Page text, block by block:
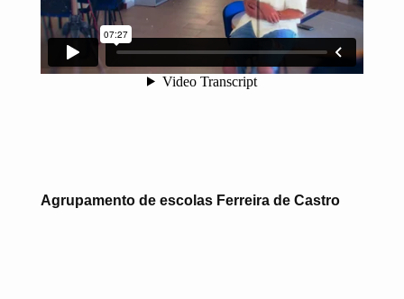
Agrupamento de escolas Ferreira de Castro